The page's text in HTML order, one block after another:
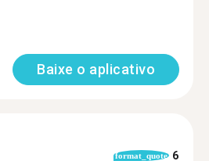
Baixe o aplicativo
format_quote 6